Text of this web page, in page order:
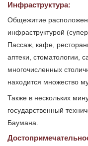
Инфраструктура:
Общежитие
инфраструктурой
Пассаж, кафе,
аптеки, стоматологии,
многочисленных
находится множество
Также в нескольких
государственный
Баумана.